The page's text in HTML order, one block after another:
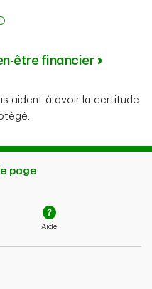
être financier
aident à avoir la certitude
page
Aide